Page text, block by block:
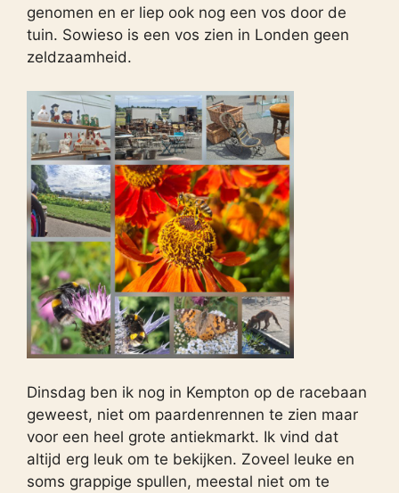
genomen en er liep ook nog een vos door de
tuin. Sowieso is een vos zien in Londen geen
zeldzaamheid.
Dinsdag ben ik nog in Kempton op de racebaan
geweest, niet om paardenrennen te zien maar
voor een heel grote antiekmarkt. Ik vind dat
altijd erg leuk om te bekijken. Zoveel leuke en
soms grappige spullen, meestal niet om te